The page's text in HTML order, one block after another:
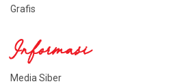
Grafis
Informasi
Media Siber